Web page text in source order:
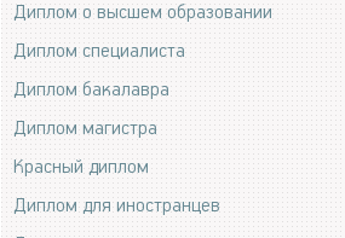
Диплом о высшем образовании
Диплом специалиста
Диплом бакалавра
Диплом магистра
Красный диплом
Диплом для иностранцев